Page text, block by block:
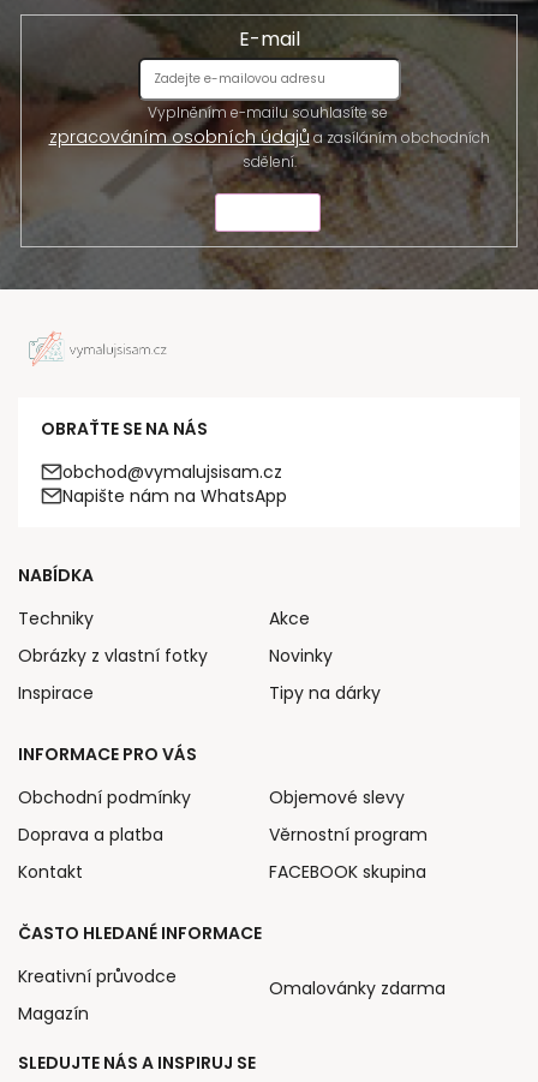
E-mail
Vyplněním e-mailu souhlasíte se
zpracováním osobních údajůa zasíláním obchodních
sdělení.
OBRAŤTE SE NA NÁS
obchod@vymalujsisam.cz
Napište nám na WhatsApp
SLEDUJTE NÁS A INSPIRUJ SE
NABÍDKA
Techniky
Obrázky z vlastní fotky
Inspirace
Akce
Novinky
Tipy na dárky
INFORMACE PRO VÁS
Obchodní podmínky
Doprava a platba
Kontakt
Objemové slevy
Věrnostní program
FACEBOOK skupina
ČASTO HLEDANÉ INFORMACE
Kreativní průvodce
Magazín
Omalovánky zdarma